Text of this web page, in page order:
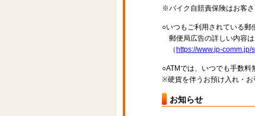
※バイク自賠責保険はお客さ
○いつもご利用されている郵
郵便局広告の詳しい内容は
（ https://www.jp-
○ATMでは、いつでも手数料
※硬貨を伴うお預け入れ・お
お知らせ